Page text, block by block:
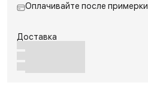
Оплачивайте после примерки
Доставка